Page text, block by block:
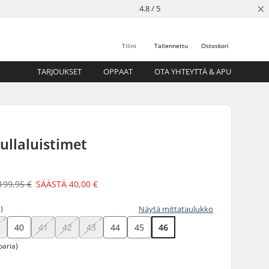
4.8 / 5 ×
Ostoskori
Tallennettu
Tilini
TARJOUKSET OPPAAT OTA YHTEYTTÄ & APU
€ SÄÄSTÄ40,00 €
Näytä mittataulukko
40 41 42 43 44 45 46